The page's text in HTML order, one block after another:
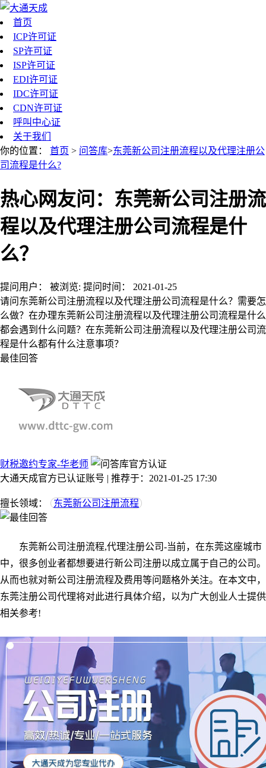
首页
ICP许可证
SP许可证
ISP许可证
EDI许可证
IDC许可证
CDN许可证
呼叫中心证
关于我们
你的位置： 首页 > 问答库>东莞新公司注册流程以及代理注册公
司流程是什么?
热心网友问：东莞新公司注册流
程以及代理注册公司流程是什
么？
提问用户： 被浏览: 提问时间： 2021-01-25
请问东莞新公司注册流程以及代理注册公司流程是什么？需要怎
么做？在办理东莞新公司注册流程以及代理注册公司流程是什么
都会遇到什么问题？在东莞新公司注册流程以及代理注册公司流
程是什么都有什么注意事项？
最佳回答
财税邀约专家-华老师
大通天成官方已认证账号 | 推荐于：2021-01-25 17:30
擅长领域： 东莞新公司注册流程
东莞新公司注册流程,代理注册公司-当前，在东莞这座城市
中，很多创业者都想要进行新公司注册以成立属于自己的公司。
从而也就对新公司注册流程及费用等问题格外关注。在本文中，
东莞注册公司代理将对此进行具体介绍，以为广大创业人士提供
相关参考!